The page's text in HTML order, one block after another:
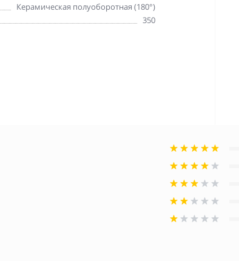
Керамическая полуоборотная (180°)
350